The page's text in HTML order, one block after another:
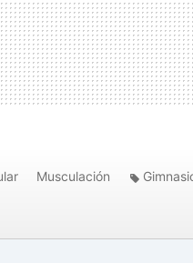
Musculación